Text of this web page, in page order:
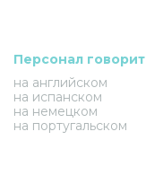
Персонал говорит
на английском
на испанском
на немецком
на португальском